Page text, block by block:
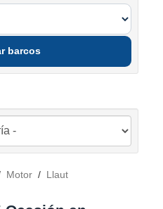
barcos
Motor / Llaut